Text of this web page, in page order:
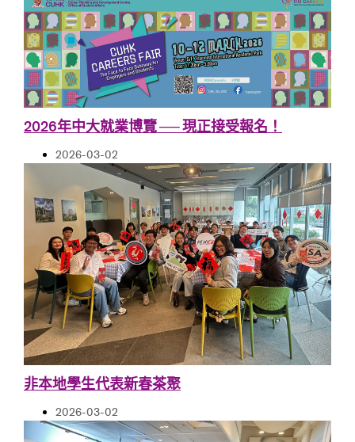
2026年中大就業博覽 ── 現正接受報名！
2026-03-02
非本地學生代表新春茶聚
2026-03-02